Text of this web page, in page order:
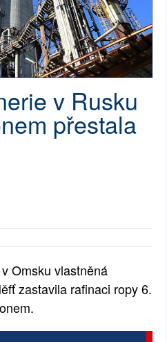
v Rusku
přestala
Omsku vlastněná
zastavila rafinaci ropy 6.